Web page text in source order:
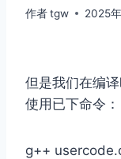
作者tgw 2025
但是我们在编
使用已下命令：
g++